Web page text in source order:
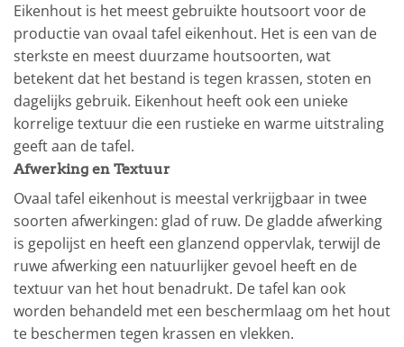
Eikenhout is het meest gebruikte houtsoort voor de
productie van ovaal tafel eikenhout. Het is een van de
sterkste en meest duurzame houtsoorten, wat
betekent dat het bestand is tegen krassen, stoten en
dagelijks gebruik. Eikenhout heeft ook een unieke
korrelige textuur die een rustieke en warme uitstraling
geeft aan de tafel.
Afwerking en Textuur
Ovaal tafel eikenhout is meestal verkrijgbaar in twee
soorten afwerkingen: glad of ruw. De gladde afwerking
is gepolijst en heeft een glanzend oppervlak, terwijl de
ruwe afwerking een natuurlijker gevoel heeft en de
textuur van het hout benadrukt. De tafel kan ook
worden behandeld met een beschermlaag om het hout
te beschermen tegen krassen en vlekken.